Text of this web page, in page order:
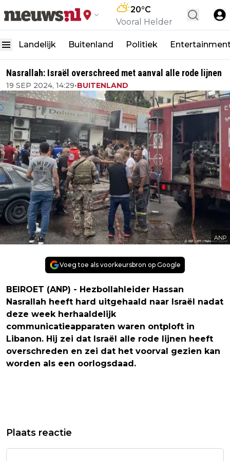
20°C
Vooral Helder
Landelijk Buitenland Politiek
Nasrallah: Israël overschreed met aanval alle rode lijnen
19 SEP 2024, 14:29•BUITENLAND
ANP
Voeg toe als voorkeursbron op Google
BEIROET (ANP) - Hezbollahleider Hassan
Nasrallah heeft hard uitgehaald naar Israël nadat
deze week herhaaldelijk
communicatieapparaten waren ontploft in
Libanon. Hij zei dat Israël alle rode lijnen heeft
overschreden en zei dat het voorval gezien kan
worden als een oorlogsdaad.
NEEMT NAUWELIJKS NOG TOE
AMBTENAREN AAN KABINET:
ASIELNOODWET NIET
Plaats reactie